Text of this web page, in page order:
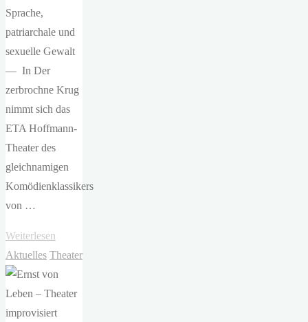
Sprache,
patriarchale und
sexuelle Gewalt
— In Der
zerbrochne Krug
nimmt sich das
ETA Hoffmann-
Theater des
gleichnamigen
Komödienklassikers
von …
Weiterlesen
Hoffmann
Theater
–
Der
Aktuelles Theater